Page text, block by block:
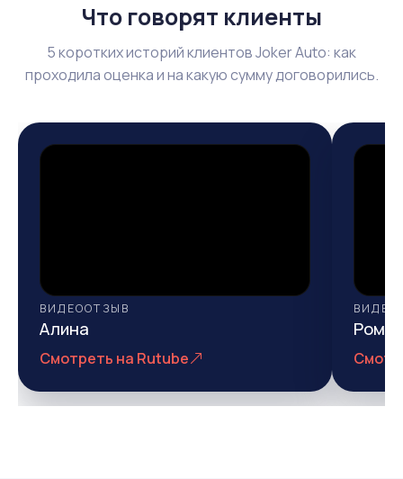
Что говорят клиенты
5 коротких историй клиентов Joker Auto: как
проходила оценка и на какую сумму договорились.
ВИДЕООТЗЫВ
Алина
Смотреть на Rutube